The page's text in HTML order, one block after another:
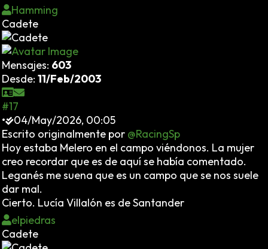
Hamming
Cadete
Mensajes: 603
Desde: 11/Feb/2003
#17
•
04/May/2026, 00:05
Escrito originalmente por @RacingSp
Hoy estaba Melero en el campo viéndonos. La mujer
creo recordar que es de aquí se había comentado.
Leganés me suena que es un campo que se nos suele
dar mal.
Cierto. Lucía Villalón es de Santander
elpiedras
Cadete